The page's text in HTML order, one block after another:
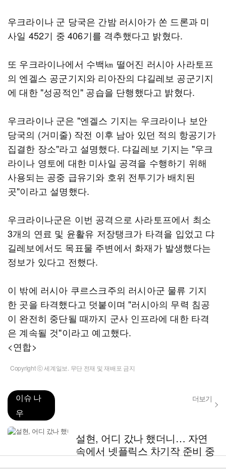
우크라이나 군 당국은 간밤 러시아가 쏜 드론과 미
사일 452기 중 406기를 격추했다고 밝혔다.
또 우크라이나에서 수백㎞ 떨어진 러시아 사라토프
의 엔겔스 공군기지와 리아잔의 댜길레보 공군기지
에 대한 "성공적인" 공습을 단행했다고 밝혔다.
우크라이나 군은 "엔겔스 기지는 우크라이나 보안
당국의 (거미줄) 작전 이후 남아 있던 적의 항공기가
집결한 장소"라고 설명했다. 댜길레보 기지는 "우크
라이나 영토에 대한 미사일 공격을 수행하기 위해
사용되는 공중 급유기와 호위 전투기가 배치된
곳"이라고 설명했다.
우크라이나군은 이번 공격으로 사라토프에서 최소
3개의 연료 및 윤활유 저장탱크가 타격을 입었고 댜
길레보에서도 목표물 주변에서 화재가 발생했다는
정보가 있다고 전했다.
이 밖에 러시아 쿠르스크주의 러시아군 물류 기지
한 곳을 타격했다고 덧붙이며 "러시아의 무력 침공
이 완전히 중단될 때까지 군사 인프라에 대한 타격
은 계속될 것"이라고 예고했다.
<연합>
Copyright ⓒ 세계일보. 무단 전재 및 재배포 금지
이슈 나
우
더보기
설현, 어디 갔나 했더니… 자연
속에서 넷플릭스 차기작 준비 중